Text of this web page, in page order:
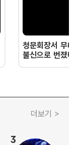
청문회장서 무너
불신으로 번졌
더보기 >
3